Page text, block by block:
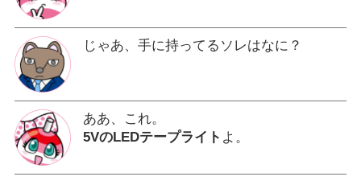
じゃあ、手に持ってるソレはなに？
ああ、これ。
5VのLEDテープライト よ。